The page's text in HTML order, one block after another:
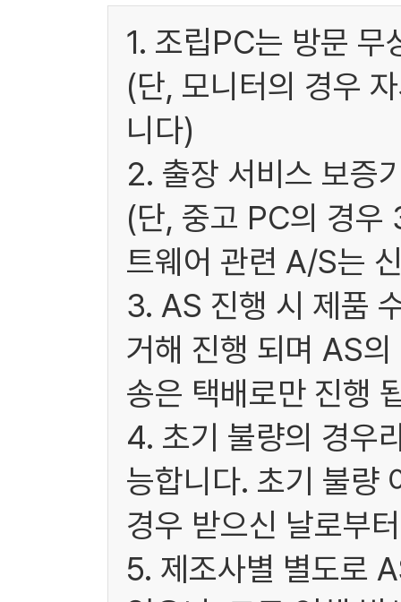
1. 조립PC는 방문
(단, 모니터의 경우
니다)
2. 출장 서비스 보증
(단, 중고 PC의 경우
트웨어 관련 A/S는
3. AS 진행 시 제품
거해 진행 되며 AS
송은 택배로만 진행
4. 초기 불량의 경우
능합니다. 초기 불량
경우 받으신 날로부
5. 제조사별 별도로